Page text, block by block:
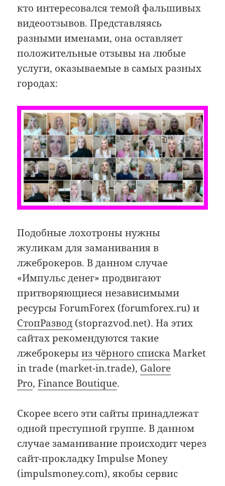
кто интересовался темой фальшивых
видеоотзывов. Представляясь
разными именами, она оставляет
положительные отзывы на любые
услуги, оказываемые в самых разных
городах:
Подобные лохотроны нужны
жуликам для заманивания в
лжеброкеров. В данном случае
«Импульс денег» продвигают
притворяющиеся независимыми
ресурсы ForumForex (forumforex.ru) и
СтопРазвод (stoprazvod.net). На этих
сайтах рекомендуются такие
лжеброкерыиз чёрного списка Market
in trade (market-in.trade), Galore
Pro,Finance Boutique.
Скорее всего эти сайты принадлежат
одной преступной группе. В данном
случае заманивание происходит через
сайт-прокладку Impulse Money
(impulsmoney.com), якобы сервис